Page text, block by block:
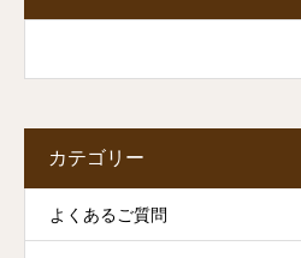
カテゴリー
よくあるご質問